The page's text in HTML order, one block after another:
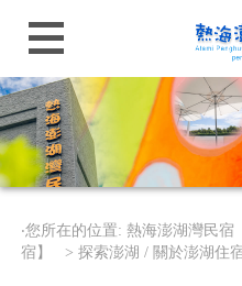
‧您所在的位置: 熱海澎湖灣民
宿】 > 探索澎湖 / 關於澎湖住